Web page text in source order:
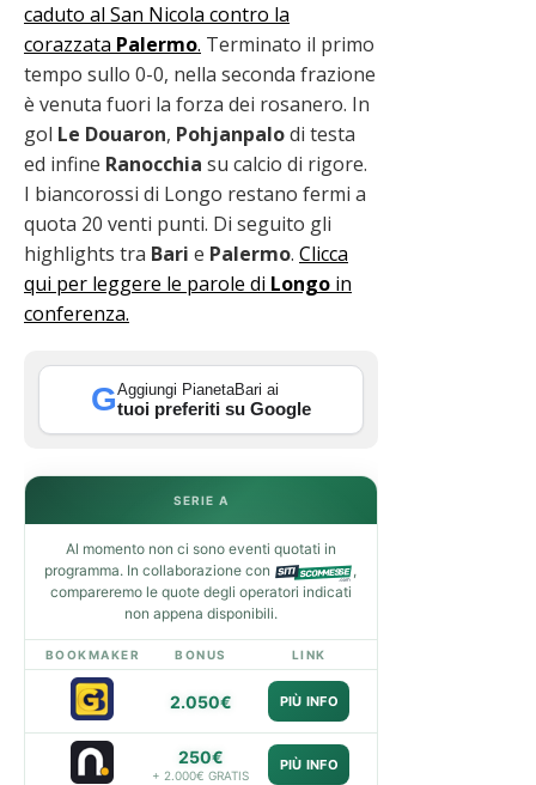
caduto al San Nicola contro la
corazzata Palermo. Terminato il primo
tempo sullo 0-0, nella seconda frazione
è venuta fuori la forza dei rosanero. In
gol Le Douaron, Pohjanpalodi testa
ed infine Ranocchia su calcio di rigore.
I biancorossi di Longo restano fermi a
quota 20 venti punti. Di seguito gli
highlights tra Bari e Palermo. Clicca
qui per leggere le parole di Longo in
conferenza.
GAggiungi PianetaBari ai
tuoi preferiti su Google
SERIE A
Al momento non ci sono eventi quotati in
programma. In collaborazione con
,
compareremo le quote degli operatori indicati
non appena disponibili.
BOOKMAKER BONUS LINK
2.050€ PIÙ INFO
250€
+ 2.000€ GRATIS
PIÙ INFO